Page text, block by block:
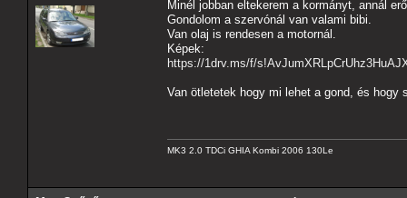
Minél jobban eltekerem a kormányt, annál
Gondolom a szervónál van valami bibi.
Van olaj is rendesen a motornál.
Képek:
https://1drv.ms/f/
Van ötletetek hogy mi lehet a gond, és hogy
MK3 2.0 TDCi GHIA Kombi 2006 130Le